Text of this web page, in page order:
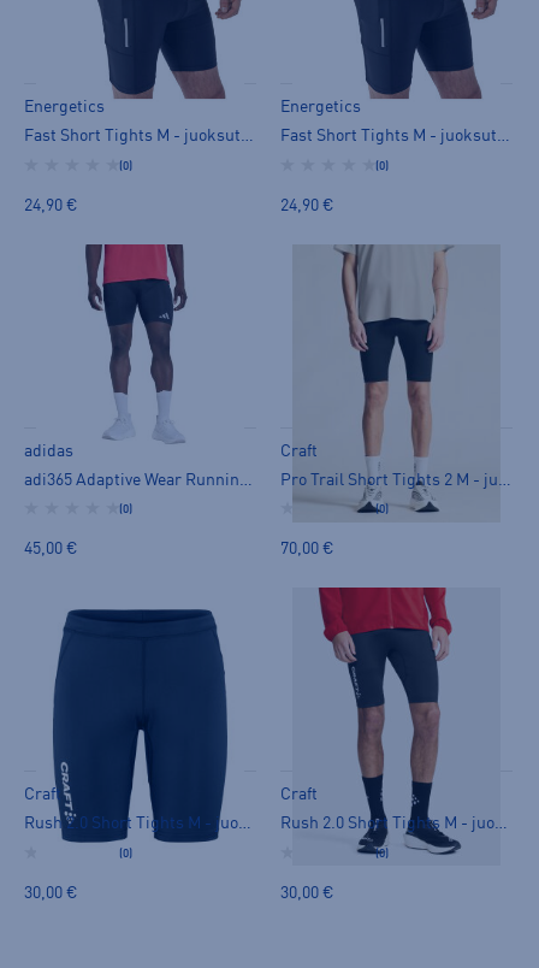
Energetics
Fast Short Tights M - juoksutrikoot
(0)
24,90 €
Energetics
Fast Short Tights M - juoksutrikoot
(0)
24,90 €
adidas
(0)
45,00 €
Craft
(0)
70,00 €
Craft
Rush 2.0 Short Tights M - juoksutrikoot
(0)
30,00 €
Craft
Rush 2.0 Short Tights M - juoksutrikoot
(0)
30,00 €